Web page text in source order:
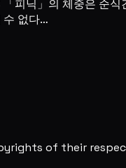
피닉」의 체중은 순
수 없다…
of their